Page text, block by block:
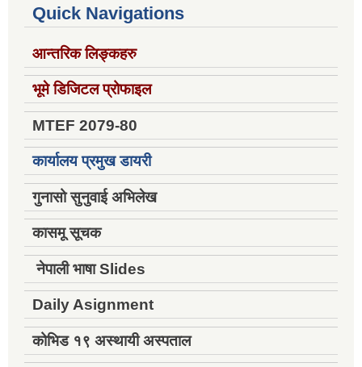
Quick Navigations
आन्तरिक लिङ्कहरु
भूमे डिजिटल प्रोफाइल
MTEF 2079-80
कार्यालय प्रमुख डायरी
गुनासो सुनुवाई अभिलेख
कासमू सूचक
नेपाली भाषा Slides
Daily Asignment
कोभिड १९ अस्थायी अस्पताल